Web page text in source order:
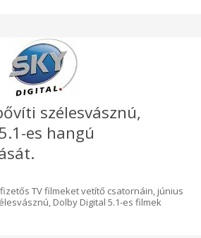
szélesvásznú,
es hangú
TV filmeket vetítő csatornáin, június
Dolby Digital 5.1-es filmek